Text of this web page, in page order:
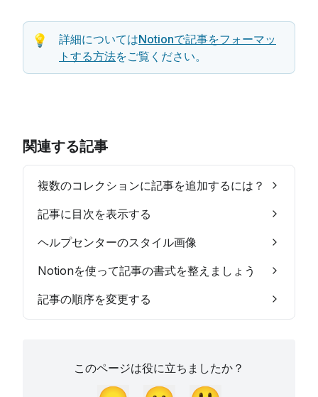
💡 詳細についてはNotionで記事をフォーマッ
トする方法をご覧ください。
関連する記事
複数のコレクションに記事を追加するには？
記事に目次を表示する
ヘルプセンターのスタイル画像
Notionを使って記事の書式を整えましょう
記事の順序を変更する
このページは役に立ちましたか？